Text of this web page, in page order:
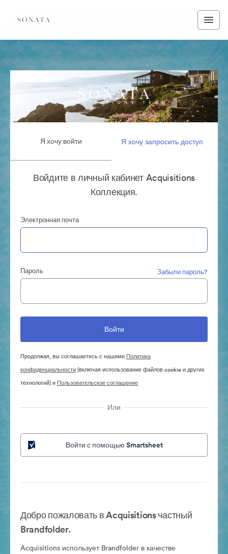
Я хочу войти Я хочу запросить доступ
Войдите в личный кабинет Acquisitions
Коллекция.
Электронная почта
Пароль Забыли пароль?
Продолжая, вы соглашаетесь с нашими Политика
конфиденциальности(включая использование файлов cookie и других
технологий) и Пользовательское соглашение
Или
Войти с помощью Smartsheet
Добро пожаловать в Acquisitions частный
Brandfolder.
Acquisitions использует Brandfolder в качестве